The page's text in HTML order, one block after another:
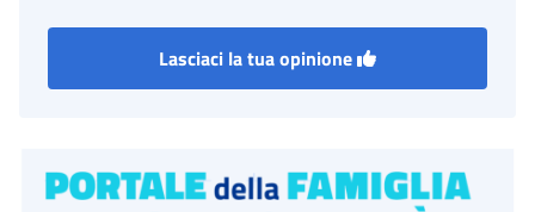
Lasciaci la tua opinione